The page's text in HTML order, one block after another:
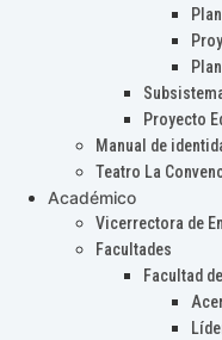
Proyecto
Manual de
Teatro La
Académico
Vicerrectora de
Facultades
Facultad